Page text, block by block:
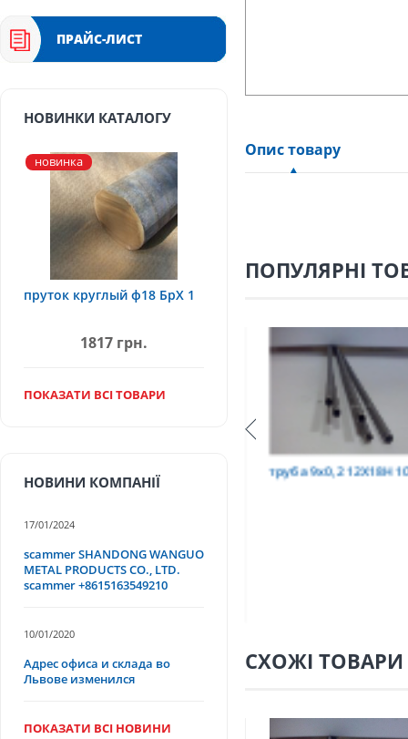
Опис товару
ПОПУЛЯРНІ
труба 75х1,5,
СХОЖІ ТОВАРИ
ПРАЙС-ЛИСТ
НОВИНКИ КАТАЛОГУ
новинка
пруток круглый ф18 БрХ 1
1817 грн.
ПОКАЗАТИ ВСІ ТОВАРИ
НОВИНИ КОМПАНІЇ
17/01/2024
scammer SHANDONG WANGUO
METAL PRODUCTS CO., LTD.
scammer +8615163549210
10/01/2020
Адрес офиса и склада во
Львове изменился
ПОКАЗАТИ ВСІ НОВИНИ